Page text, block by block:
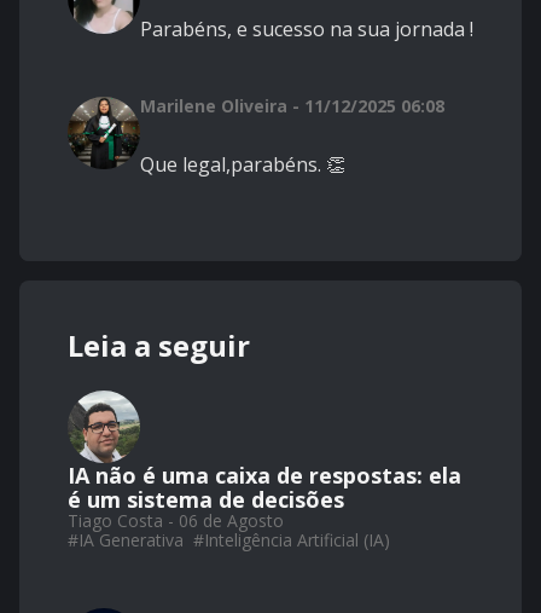
Parabéns, e sucesso na sua jornada !
Marilene Oliveira - 11/12/2025 06:08
Que legal,parabéns. 👏
Leia a seguir
IA não é uma caixa de respostas: ela
é um sistema de decisões
Tiago Costa - 06 de Agosto
#IA Generativa #Inteligência Artificial (IA)